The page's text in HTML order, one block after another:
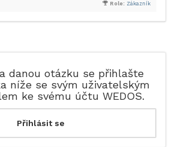
Role: Zákazník
danou otázku se přihlašte
níže se svým uživatelským
ke svému účtu WEDOS.